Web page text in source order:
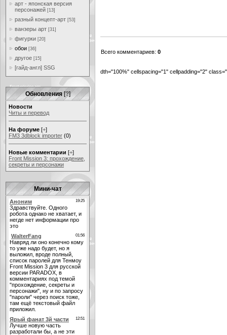
арт - японская версия
персонажей [13]
разный концепт-арт [53]
ванзеры арт [31]
фигурки [20]
обои [36]
другое [15]
[гайд-англ] SSG
Обновления [?]
Новости
Читы и перевод
На форуме [+]
FM3 3dblock importer (0)
Новые комментарии [+]
Front Mission 3: прохождение,
секреты и персонажи
Мини-чат
Всего комментариев: 0
dth="100%" cellspacing="1" cellpadding="2"